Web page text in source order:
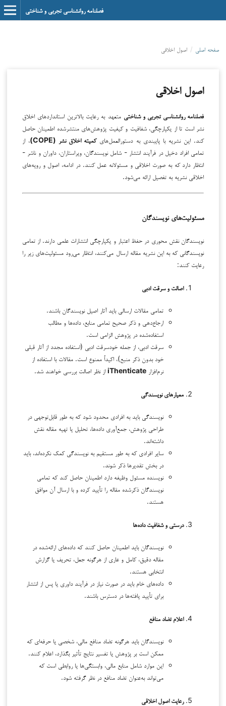
فصلنامه روانشناسی تجربی و شناختی
صفحه اصلی / اصول اخلاقی
اصول اخلاقی
فصلنامه روانشناسی تجربی و شناختی متعهد به رعایت بالاترین استانداردهای اخلاق
نشر است تا از یکپارچگی، شفافیت و کیفیت پژوهش‌های منتشرشده اطمینان حاصل
کند. این نشریه با پایبندی به دستورالعمل‌هایکمیته اخلاق نشر (COPE)
، از
تمامی افراد دخیل در فرآیند انتشار - شامل نویسندگان، ویراستاران، داوران و ناشر -
انتظار دارد که به صورت اخلاقی و مسئولانه عمل کنند. در ادامه، اصول و رویه‌های
اخلاقی نشریه به تفصیل ارائه می‌شود.
مسئولیت‌های نویسندگان
نویسندگان نقش محوری در حفظ اعتبار و یکپارچگی انتشارات علمی دارند. از تمامی
نویسندگانی که به این نشریه مقاله ارسال می‌کنند، انتظار می‌رود مسئولیت‌های زیر را
رعایت کنند:
اصالت و سرقت ادبی
تمامی مقالات ارسالی باید آثار اصیل نویسندگان باشند.
ارجاع‌دهی و ذکر صحیح تمامی منابع، داده‌ها و مطالب
استفاده‌شده در پژوهش الزامی است.
سرقت ادبی، از جمله خودسرقت ادبی (استفاده مجدد از آثار قبلی
خود بدون ذکر منبع)، اکیداً ممنوع است. مقالات با استفاده از
نرم‌افزار iThenticateاز نظر اصالت بررسی خواهند شد.
معیارهای نویسندگی
نویسندگی باید به افرادی محدود شود که به طور قابل‌توجهی در
طراحی پژوهش، جمع‌آوری داده‌ها، تحلیل یا تهیه مقاله نقش
داشته‌اند.
سایر افرادی که به طور مستقیم به نویسندگی کمک نکرده‌اند، باید
در بخش تقدیرها ذکر شوند.
نویسنده مسئول وظیفه دارد اطمینان حاصل کند که تمامی
نویسندگان ذکرشده مقاله را تأیید کرده و با ارسال آن موافق
هستند.
درستی و شفافیت داده‌ها
نویسندگان باید اطمینان حاصل کنند که داده‌های ارائه‌شده در
مقاله دقیق، کامل و عاری از هرگونه جعل، تحریف یا گزارش
انتخابی هستند.
داده‌های خام باید در صورت نیاز در فرآیند داوری یا پس از انتشار
برای تأیید یافته‌ها در دسترس باشند.
اعلام تضاد منافع
نویسندگان باید هرگونه تضاد منافع مالی، شخصی یا حرفه‌ای که
ممکن است بر پژوهش یا تفسیر نتایج تأثیر بگذارد، اعلام کنند.
این موارد شامل منابع مالی، وابستگی‌ها یا روابطی است که
می‌تواند به‌عنوان تضاد منافع در نظر گرفته شود.
رعایت اصول اخلاقی